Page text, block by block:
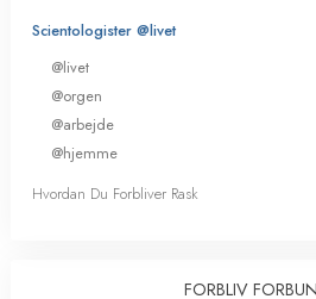
Scientologister @livet
@livet
@orgen
@arbejde
@hjemme
Hvordan Du Forbliver Rask
FORBLIV